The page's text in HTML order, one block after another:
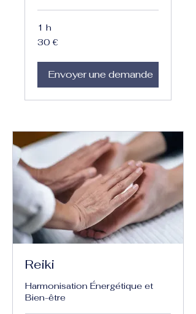
1 h
30
euros
30 €
Envoyer une demande
Reiki
Harmonisation Énergétique et
Bien-être